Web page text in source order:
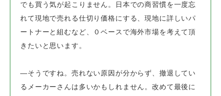
でも買う気が起こりません。
日本での商習慣を一度忘
れて現地で売れる仕切り価格にする、現地に詳しいパ
ートナーと組むなど、
０ベースで海外市場を考えて頂
きたいと思います。
―そうですね。売れない原因が分からず、撤退してい
るメーカーさんは多いかもしれません。改めて最後に